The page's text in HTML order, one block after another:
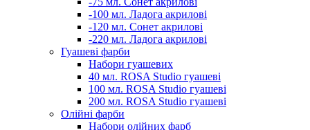
-100 мл. Ладога акрилові
-120 мл. Сонет акрилові
-220 мл. Ладога акрилові
Гуашеві фарби
Набори гуашевих
40 мл. ROSA Studio гуашеві
100 мл. ROSA Studio гуашеві
200 мл. ROSA Studio гуашеві
Олійні фарби
Набори олійних фарб